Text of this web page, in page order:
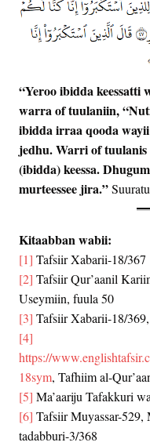
“Yeroo ibidda
warra of tuulaniin,
ibidda irraa qooda
jedhu. Warri of
(ibidda) keessa.
murteessee jira.”
Kitaabban wabii:
[1] Tafsiir Xabarii-18/367
[2] Tafsiir Qur’aanil
Useymiin, fuula 50
[3] Tafsiir Xabarii-18/
[4]
https://
18sym, Tafhiim al-
[5] Ma’aariju Tafakkuri
[6] Tafsiir Muyassar-529,
tadabburi-3/368